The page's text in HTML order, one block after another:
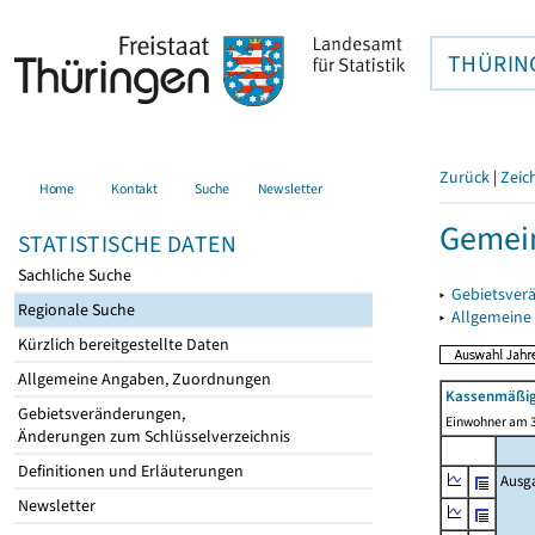
Home Kontakt Suche Newsletter
STATISTISCHE DATEN
Sachliche Suche
Regionale Suche
Kürzlich bereitgestellte Daten
Allgemeine Angaben, Zuordnungen
Gebietsveränderungen,
Änderungen zum Schlüsselverzeichnis
Definitionen und Erläuterungen
Newsletter
Zurück |
▸
▸
Einwohner am